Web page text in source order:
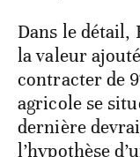
Dans le détail,
la valeur
contracter de
agricole se
dernière
l’hypothèse